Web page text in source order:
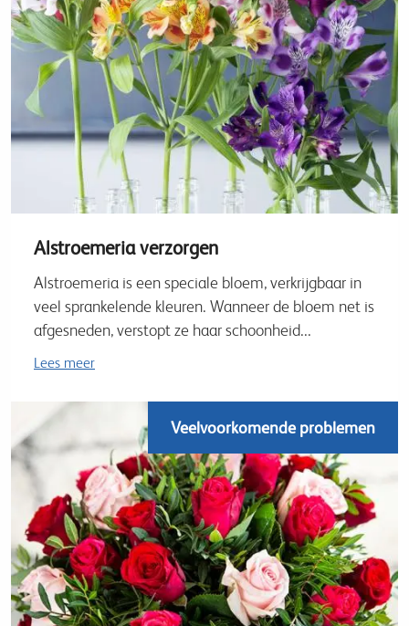
Alstroemeria verzorgen
Alstroemeria is een speciale bloem, verkrijgbaar in
veel sprankelende kleuren. Wanneer de bloem net is
afgesneden, verstopt ze haar schoonheid...
Lees meer
Veelvoorkomende problemen